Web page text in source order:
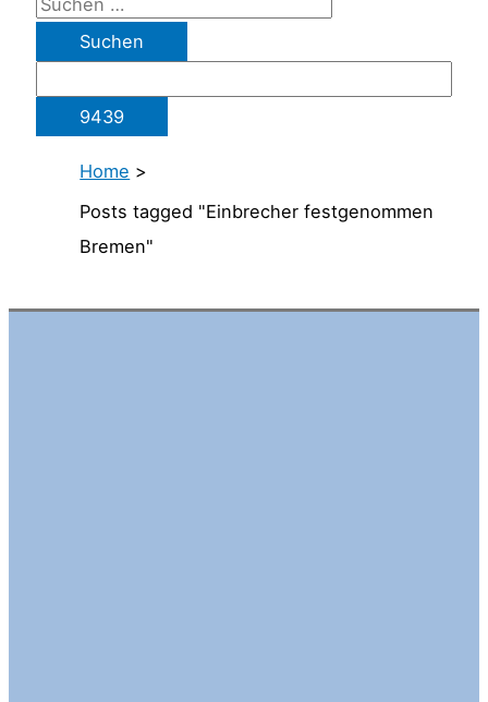
Home >
Posts tagged "Einbrecher festgenommen
Bremen"